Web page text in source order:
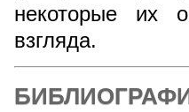
некоторые их
взгляда.